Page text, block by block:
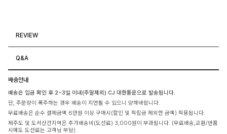
REVIEW
Q&A
배송안내
배송은 입금 확인 후 2~3일 이내(주말제외) CJ 대한통운으로 발송됩니다.
단, 주문량이 폭주하는 경우 배송이 지연될 수 있으니 양해바랍니다.
무료배송은 순수 결제금액 6만원 이상 구매시(할인 및 적립금 제외한 금액) 적용됩니다.
제주도 및 도서산간지역은 추가배송비(도선료) 3,000원이 부과됩니다. (무료배송,교환/반품
시에도 도선료는 고객님 부담)